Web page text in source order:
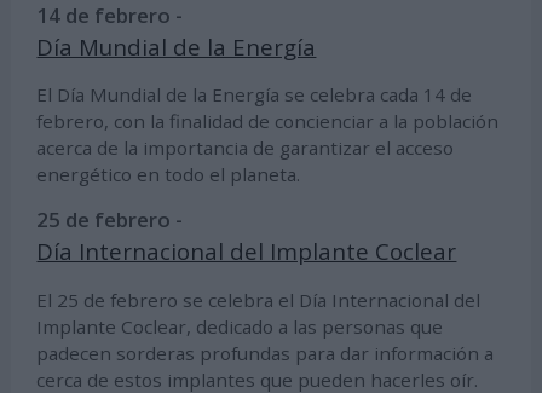
14 de febrero -
Día Mundial de la Energía
El Día Mundial de la Energía se celebra cada 14 de
febrero, con la finalidad de concienciar a la población
acerca de la importancia de garantizar el acceso
energético en todo el planeta.
25 de febrero -
Día Internacional del Implante Coclear
El 25 de febrero se celebra el Día Internacional del
Implante Coclear, dedicado a las personas que
padecen sorderas profundas para dar información a
cerca de estos implantes que pueden hacerles oír.